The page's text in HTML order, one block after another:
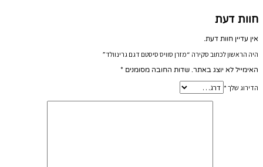
חוות דעת
אין עדיין חוות דעת.
היה הראשון לכתוב סקירה “מזרן סוויס סיסטם דגם גרינוולד”
האימייל לא יוצג באתר. שדות החובה מסומנים *
הדירוג שלך *